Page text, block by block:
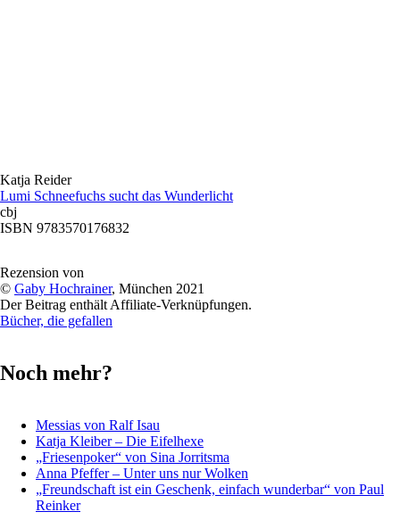
Katja Reider
Lumi Schneefuchs sucht das Wunderlicht
cbj
ISBN 9783570176832
Rezension von
© Gaby Hochrainer, München 2021
Der Beitrag enthält Affiliate-Verknüpfungen.
Bücher, die gefallen
Noch mehr?
Messias von Ralf Isau
Katja Kleiber – Die Eifelhexe
„Friesenpoker“ von Sina Jorritsma
Anna Pfeffer – Unter uns nur Wolken
„Freundschaft ist ein Geschenk, einfach wunderbar“ von Paul
Reinker